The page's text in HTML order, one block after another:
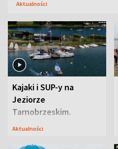
Aktualności
Kajaki i SUP-y na
Jeziorze
Tarnobrzeskim.
Przyrodnicy zwracają
Aktualności